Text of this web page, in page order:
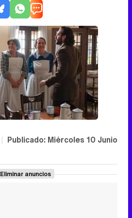
| Publicado: Miércoles 10 Junio
Eliminar anuncios